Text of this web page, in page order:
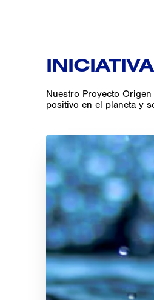
Nuestro Proyecto
positivo en el planeta y